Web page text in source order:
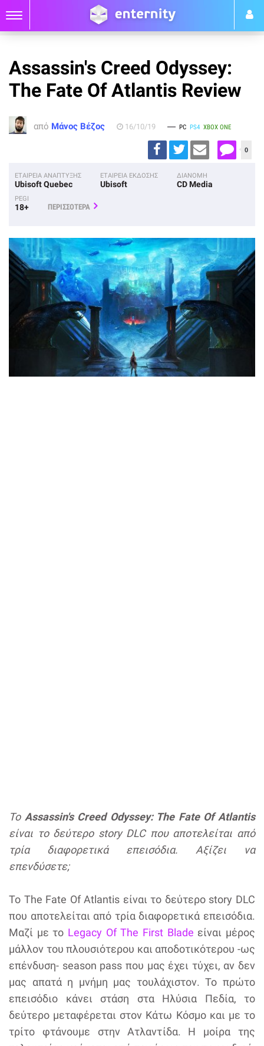
Assassin's Creed Odyssey:
The Fate Of Atlantis Review
από Μάνος Βέζος 16/10/19 PC PS4 XBOX ONE
0
ΕΤΑΙΡΕΙΑ ΑΝΑΠΤΥΞΗΣ
Ubisoft Quebec
ΕΤΑΙΡΕΙΑ ΕΚΔΟΣΗΣ
Ubisoft
ΔΙΑΝΟΜΗ
CD Media
PEGI
18+ ΠΕΡΙΣΣΟΤΕΡΑ
Το Assassin's Creed Odyssey: The Fate Of Atlantis
είναι το δεύτερο story DLC που αποτελείται από
τρία διαφορετικά επεισόδια. Αξίζει να
επενδύσετε;
Το The Fate Of Atlantis είναι το δεύτερο story DLC
που αποτελείται από τρία διαφορετικά επεισόδια.
Μαζί με το Legacy Of The First Blade είναι μέρος
μάλλον του πλουσιότερου και αποδοτικότερου -ως
επένδυση- season pass που μας έχει τύχει, αν δεν
μας απατά η μνήμη μας τουλάχιστον. Το πρώτο
επεισόδιο κάνει στάση στα Ηλύσια Πεδία, το
δεύτερο μεταφέρεται στον Κάτω Κόσμο και με το
τρίτο φτάνουμε στην Ατλαντίδα. Η μοίρα της